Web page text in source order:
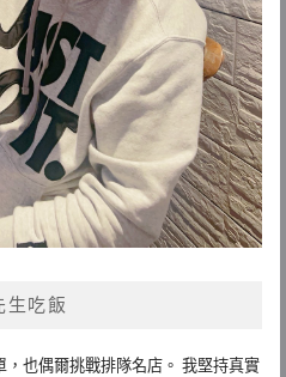
生吃飯
也偶爾挑戰排隊名店。 我堅持真實